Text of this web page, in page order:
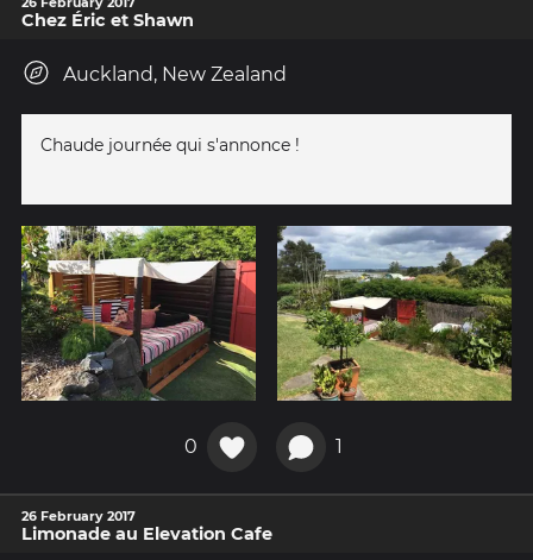
Chez Éric et Shawn
Auckland, New Zealand
Chaude journée qui s'annonce !
0 1
26 February 2017
Limonade au Elevation Cafe